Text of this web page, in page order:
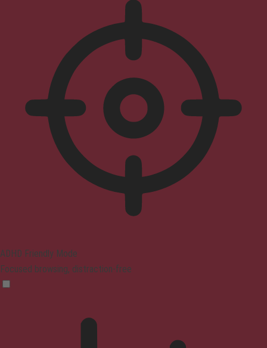
ADHD Friendly Mode
Focused browsing, distraction-free